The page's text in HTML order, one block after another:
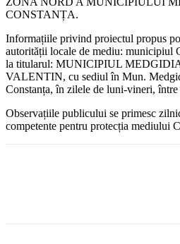
CONSTANȚA.
Informațiile privind proiectul propus
autorității locale de mediu: municipiul
la titularul: MUNICIPIUL
VALENTIN, cu sediul în Mun.
Constanța, în zilele de luni-vineri,
Observațiile publicului se primesc
competente pentru protecția mediului